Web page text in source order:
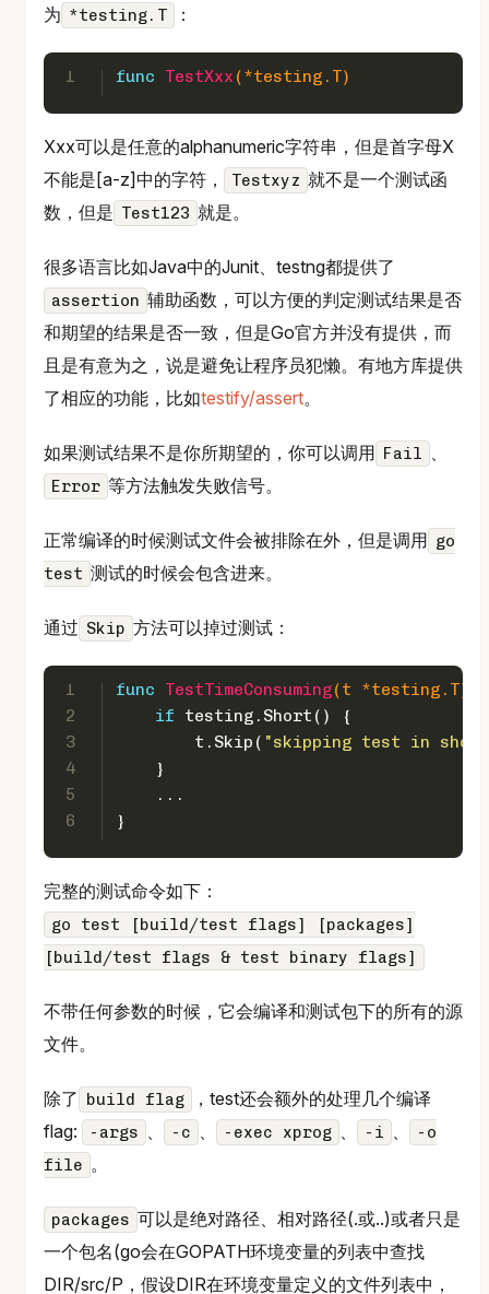
为 *testing.T ：
1 func TestXxx (*testing.T)
Xxx可以是任意的alphanumeric字符串，但是首字母X
不能是[a-z]中的字符，
Testxyz 就不是一个测试函
数，但是 Test123 就是。
很多语言比如Java中的Junit、testng都提供了
assertion 辅助函数，可以方便的判定测试结果是否
和期望的结果是否一致，但是Go官方并没有提供，而
且是有意为之，说是避免让程序员犯懒。有地方库提供
了相应的功能，比如testify/assert。
如果测试结果不是你所期望的，你可以调用 Fail 、
Error 等方法触发失败信号。
正常编译的时候测试文件会被排除在外，但是调用 go
test 测试的时候会包含进来。
通过 Skip 方法可以掉过测试：
1
2
3
4
5
6
func TestTimeConsuming(t *testing.T)
if testing.Short() {
        t.Skip(
"skipping test in short
    }
    ...
}
完整的测试命令如下：
go test [build/test flags] [packages]
[build/test flags & test binary flags]
不带任何参数的时候，它会编译和测试包下的所有的源
文件。
除了 build flag
，test还会额外的处理几个编译
flag:
-args 、 -c 、 -exec xprog 、 -i 、
-o
file 。
packages 可以是绝对路径、相对路径(.或..)或者只是
一个包名(go会在GOPATH环境变量的列表中查找
DIR/src/P，假设DIR在环境变量定义的文件列表中，